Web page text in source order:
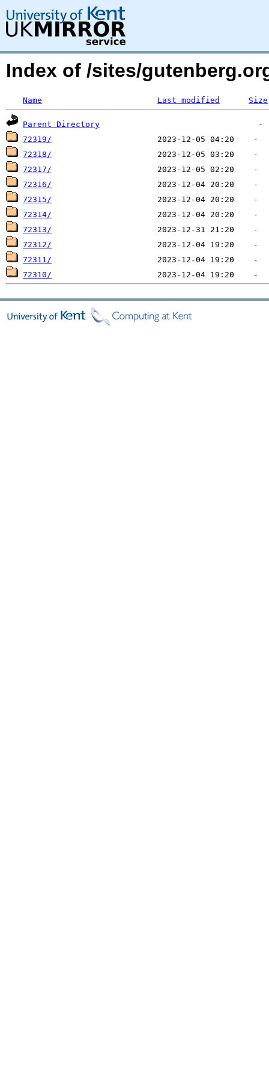
Index of /sites/
Name Last modified Size
Parent Directory
72319/
72318/
72317/
72316/
72315/
72314/
72313/
72312/
72311/
72310/